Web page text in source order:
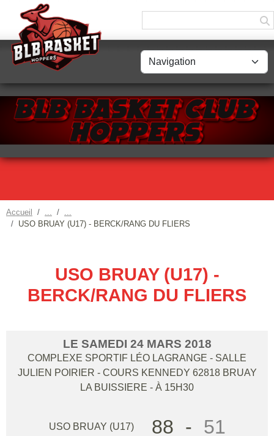
Accueil
USO BRUAY (U17) - BERCK/RANG DU FLIERS
USO BRUAY (U17) -
BERCK/RANG DU FLIERS
LE SAMEDI 24 MARS 2018
COMPLEXE SPORTIF LÉO LAGRANGE - SALLE
JULIEN POIRIER - COURS KENNEDY 62818 BRUAY
LA BUISSIERE - À 15H30
USO BRUAY (U17) 88 - 51
Panneau de gestion des cookies